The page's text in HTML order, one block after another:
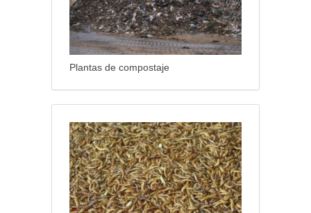
Plantas de compostaje